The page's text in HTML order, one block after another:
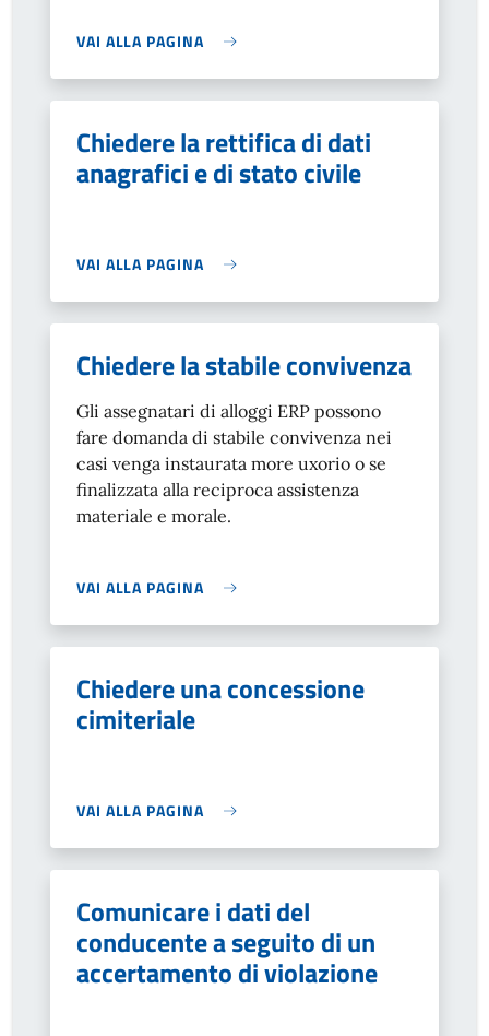
VAI ALLA PAGINA
Chiedere la rettifica di dati
anagrafici e di stato civile
VAI ALLA PAGINA
Chiedere la stabile convivenza
Gli assegnatari di alloggi ERP possono
fare domanda di stabile convivenza nei
casi venga instaurata more uxorio o se
finalizzata alla reciproca assistenza
materiale e morale.
VAI ALLA PAGINA
Chiedere una concessione
cimiteriale
VAI ALLA PAGINA
Comunicare i dati del
conducente a seguito di un
accertamento di violazione